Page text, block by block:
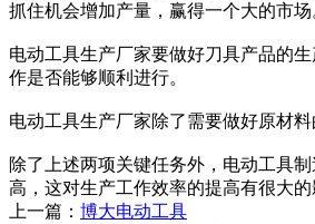
抓住机会增加产量，赢得一个大的市
电动工具生产厂家要做好刀具产品的
作是否能够顺利进行。
电动工具生产厂家除了需要做好原材
除了上述两项关键任务外，电动工具
高，这对生产工作效率的提高有很大的
上一篇： 博大电动工具